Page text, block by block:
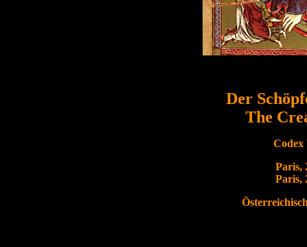
Der
The
Codex
Paris,
Paris,